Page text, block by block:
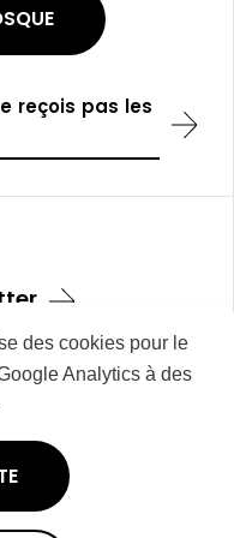
des cookies pour le
Analytics à des
reçois pas les